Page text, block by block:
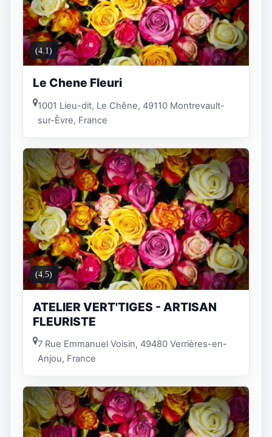
(4.1)
Le Chene Fleuri
1001 Lieu-dit, Le Chêne, 49110 Montrevault-
sur-Èvre, France
(4.5)
ATELIER VERT'TIGES - ARTISAN
FLEURISTE
7 Rue Emmanuel Voisin, 49480 Verrières-en-
Anjou, France